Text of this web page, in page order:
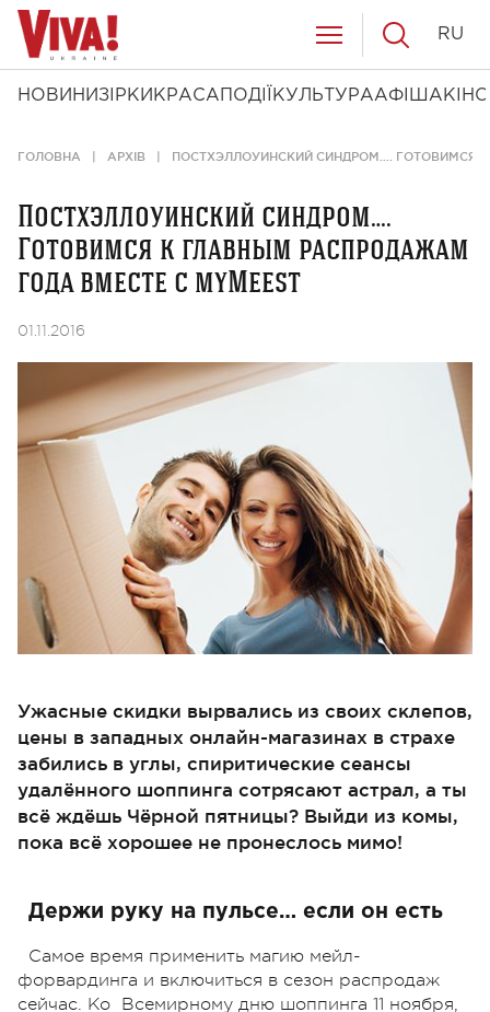
НОВИНИ ЗІРКИ КРАСА ПОДІЇ КУЛЬТУРААФІША КІНО
RU
ГОЛОВНА АРХІВ ПОСТХЭЛЛОУИНСКИЙ СИНДРОМ…. ГОТОВИМСЯ
Постхэллоуинский синдром….
Готовимся к главным распродажам
года вместе с myMeest
01.11.2016
Ужасные скидки вырвались из своих склепов,
цены в западных онлайн-магазинах в страхе
забились в углы, спиритические сеанcы
удалённого шоппинга сотрясают астрал, а ты
всё ждёшь Чёрной пятницы? Выйди из комы,
пока всё хорошее не пронеслось мимо!
Держи руку на пульсе… если он есть
Самое время применить магию мейл-
форвардинга и включиться в сезон распродаж
сейчас. Ко Всемирному дню шоппинга 11 ноября,